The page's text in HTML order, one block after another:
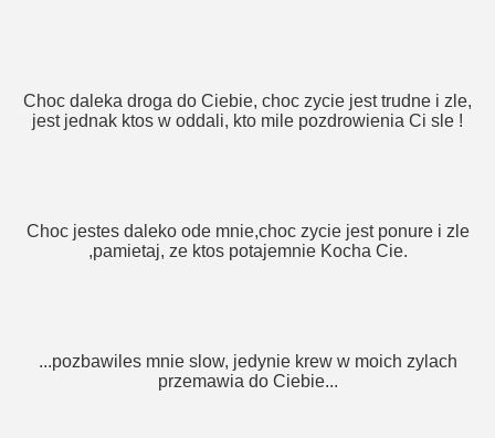
Choc daleka droga do Ciebie, choc zycie jest trudne i zle,
jest jednak ktos w oddali, kto mile pozdrowienia Ci sle !
Choc jestes daleko ode mnie,choc zycie jest ponure i zle
,pamietaj, ze ktos potajemnie Kocha Cie.
...pozbawiles mnie slow, jedynie krew w moich zylach
przemawia do Ciebie...